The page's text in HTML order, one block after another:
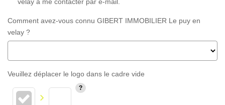
Comment avez-vous connu GIBERT IMMOBILIER Le puy en
velay ?
Veuillez déplacer le logo dans le cadre vide